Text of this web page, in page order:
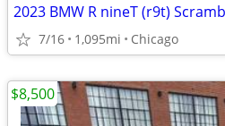
2023 BMW R nineT (r9t)
7/16 1,095mi Chicago
$8,500